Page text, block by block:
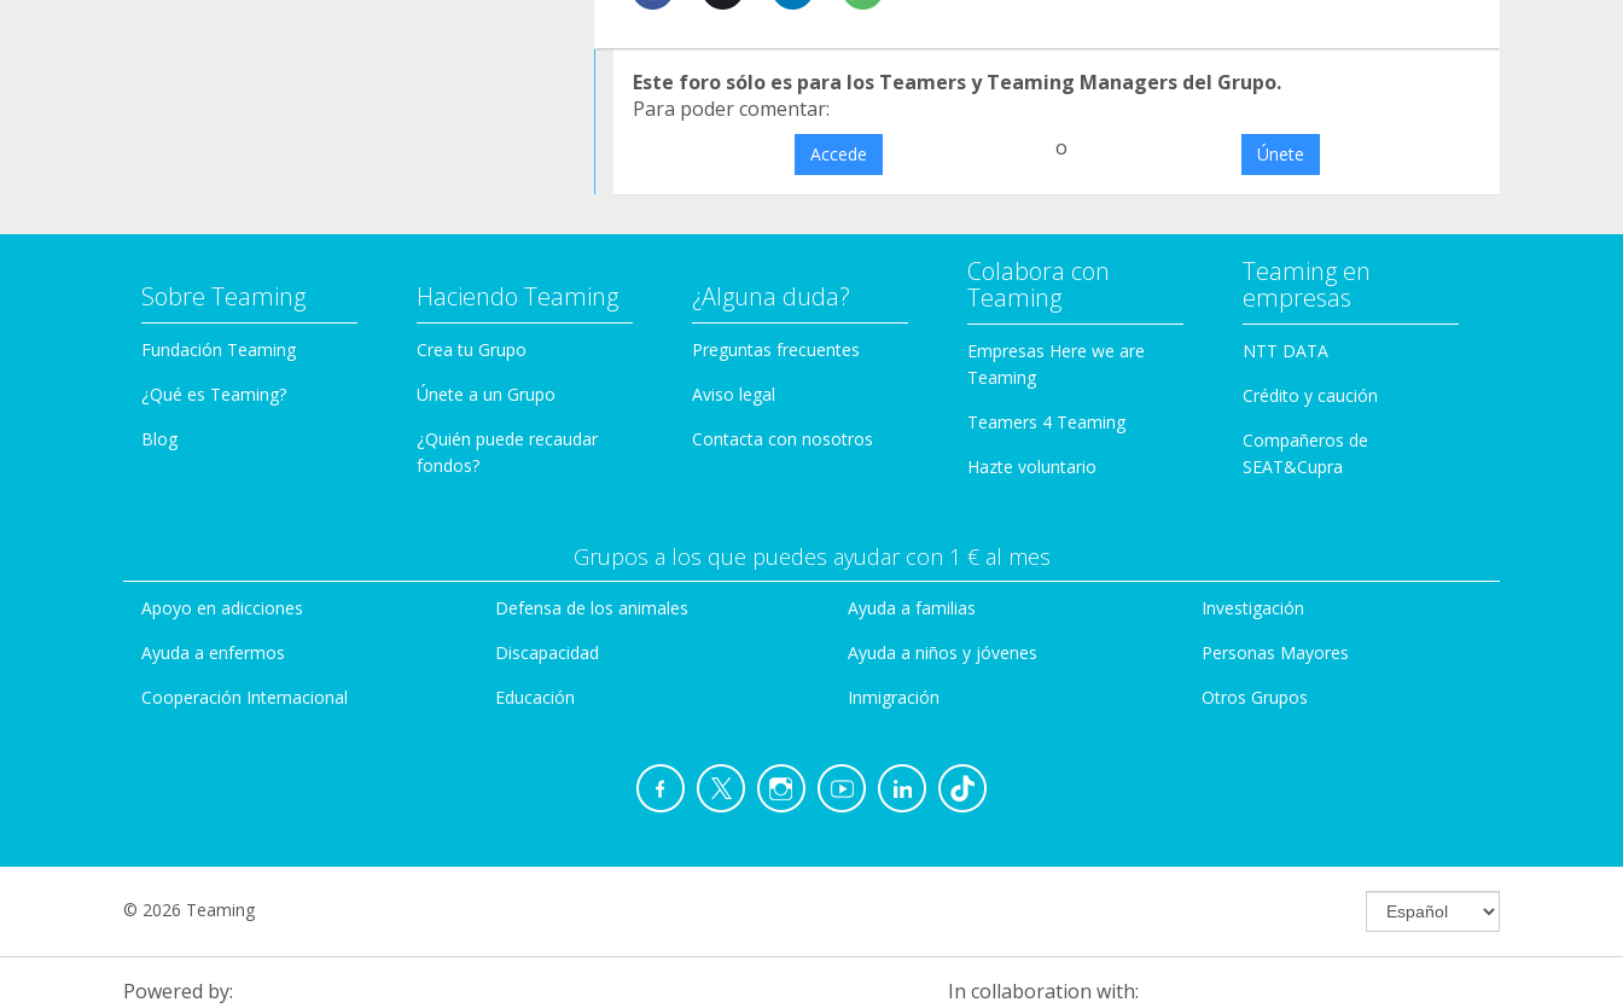
Este foro sólo es para los Teamers y Teaming Managers del Grupo.
Para poder comentar:
Accede o Únete
Sobre Teaming
Fundación Teaming
¿Qué es Teaming?
Blog
Haciendo Teaming
Crea tu Grupo
Únete a un Grupo
¿Quién puede recaudar
fondos?
¿Alguna duda?
Preguntas frecuentes
Aviso legal
Contacta con nosotros
Colabora con
Teaming
Empresas Here we are
Teaming
Teamers 4 Teaming
Hazte voluntario
Teaming en
empresas
NTT DATA
Crédito y caución
Compañeros de
SEAT&Cupra
Grupos a los que puedes ayudar con 1 € al mes
Apoyo en adicciones
Ayuda a enfermos
Cooperación Internacional
Defensa de los animales
Discapacidad
Educación
Ayuda a familias
Ayuda a niños y jóvenes
Inmigración
Investigación
Personas Mayores
Otros Grupos
© 2026 Teaming
Powered by: In collaboration with: